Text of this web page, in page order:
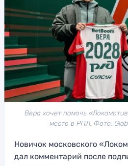
Вера хочет помочь
место в РПЛ. Фото:
Новичок московского
дал комментарий после